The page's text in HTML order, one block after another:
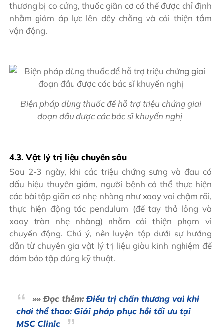
thương bị co cứng, thuốc giãn cơ có thể được chỉ định
nhằm giảm áp lực lên dây chằng và cải thiện tầm
vận động.
Biện pháp dùng thuốc để hỗ trợ triệu chứng giai
đoạn đầu được các bác sĩ khuyến nghị
4.3. Vật lý trị liệu chuyên sâu
Sau 2-3 ngày, khi các triệu chứng sưng và đau có
dấu hiệu thuyên giảm, người bệnh có thể thực hiện
các bài tập giãn cơ nhẹ nhàng như xoay vai chậm rãi,
thực hiện động tác pendulum (để tay thả lỏng và
xoay tròn nhẹ nhàng) nhằm cải thiện phạm vi
chuyển động. Chú ý, nên luyện tập dưới sự hướng
dẫn từ chuyên gia vật lý trị liệu giàu kinh nghiệm để
đảm bảo tập đúng kỹ thuật.
»» Đọc thêm:Điều trị chấn thương vai khi
chơi thể thao: Giải pháp phục hồi tối ưu tại
MSC Clinic